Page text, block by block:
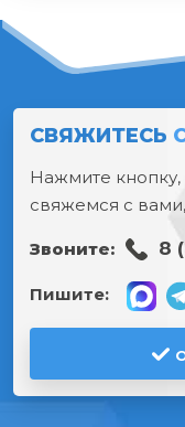
СВЯЖИТЕСЬ
Нажмите
свяжемся с вами,
Звоните: 8
Пишите: